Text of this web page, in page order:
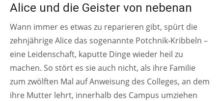
Alice und die Geister von nebenan
Wann immer es etwas zu reparieren gibt, spürt die
zehnjährige Alice das sogenannte Potchnik-Kribbeln –
eine Leidenschaft, kaputte Dinge wieder heil zu
machen. So stört es sie auch nicht, als ihre Familie
zum zwölften Mal auf Anweisung des Colleges, an dem
ihre Mutter lehrt, innerhalb des Campus umziehen